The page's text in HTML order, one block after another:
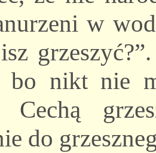
w
bo nikt nie
Cechą
do